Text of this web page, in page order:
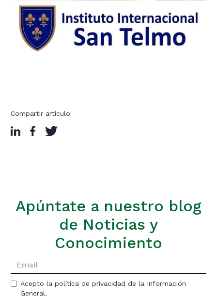
Compartir artículo
Apúntate a nuestro blog
de Noticias y
Conocimiento
Acepto la política de privacidad de la Información
General.